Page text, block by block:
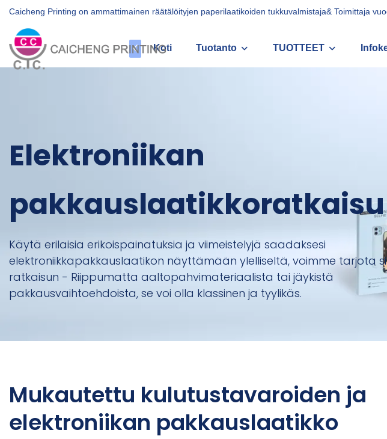
Caicheng Printing on ammattimainen räätälöityjen paperilaatikoiden tukkuvalmistaja& Toimittaja
Koti Tuotanto TUOTTEET
Elektroniikan
pakkauslaatikkoratkaisu
Käytä erilaisia ​​erikoispainatuksia ja viimeistelyjä saadaksesi
elektroniikkapakkauslaatikon näyttämään ylelliseltä, voimme tarjota
ratkaisun - Riippumatta aaltopahvimateriaalista tai jäykistä
pakkausvaihtoehdoista, se voi olla klassinen ja tyylikäs.
Mukautettu kulutustavaroiden ja
elektroniikan pakkauslaatikko